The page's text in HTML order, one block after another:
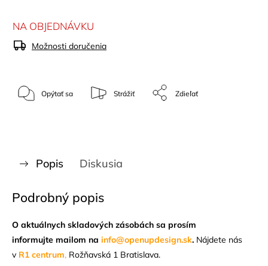
NA OBJEDNÁVKU
Možnosti doručenia
Opýtať sa Strážiť Zdieľať
Popis Diskusia
Podrobný popis
O aktuálnych skladových zásobách sa prosím
informujte mailom na info@openupdesign.sk. Nájdete nás
v R1 centrum, Rožňavská 1 Bratislava.